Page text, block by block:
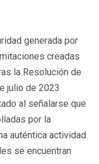
generada por
creadas
la Resolución de
julio de 2023
al señalarse que
por la
auténtica actividad
se encuentran